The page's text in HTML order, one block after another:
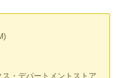
・デパートメントストア